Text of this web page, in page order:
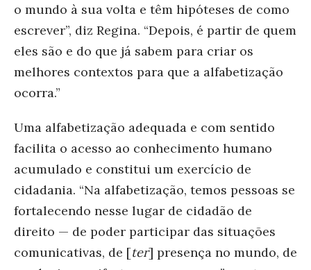
o mundo à sua volta e têm hipóteses de como
escrever”, diz Regina. “Depois, é partir de quem
eles são e do que já sabem para criar os
melhores contextos para que a alfabetização
ocorra.”
Uma alfabetização adequada e com sentido
facilita o acesso ao conhecimento humano
acumulado e constitui um exercício de
cidadania. “Na alfabetização, temos pessoas se
fortalecendo nesse lugar de cidadão de
direito — de poder participar das situações
comunicativas, de [ter] presença no mundo, de